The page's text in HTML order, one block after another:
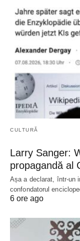
CULTURĂ
Larry Sanger:
propagandă al
Așa a declarat, într-un
confondatorul
6 ore ago